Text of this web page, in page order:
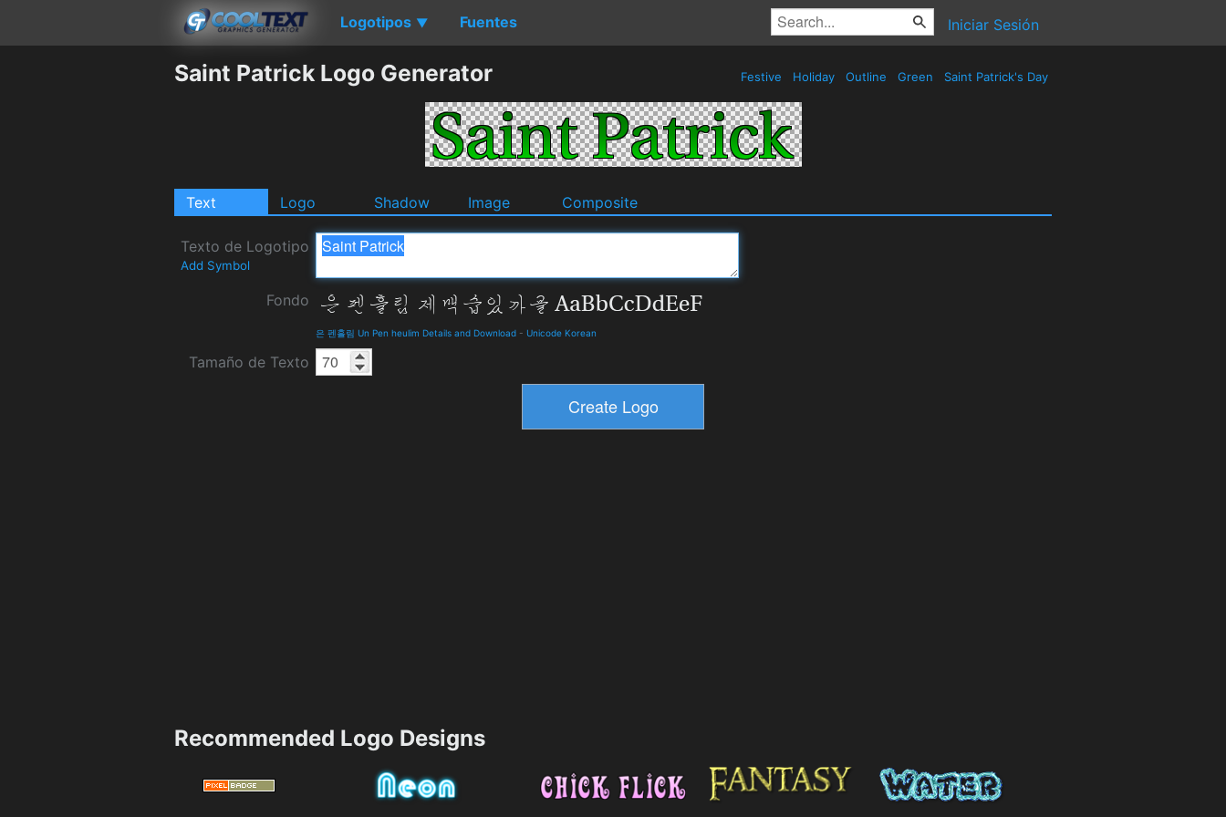
Logotipos ▼ Fuentes Iniciar Sesión
Saint Patrick Logo Generator Festive Holiday Outline Green Saint Patrick's Day
Text Logo Shadow Image Composite
Texto de Logotipo
Add Symbol
Fondo
은 펜흘림 Un Pen heulim Details and Download - Unicode Korean
Tamaño de Texto
Recommended Logo Designs